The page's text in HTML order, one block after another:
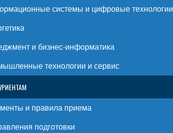
системы и цифровые технологии
и бизнес-информатика
технологии и сервис
и правила приема
подготовки